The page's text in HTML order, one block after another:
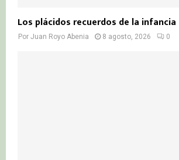
Los plácidos recuerdos de la infancia
Por Juan Royo Abenia 8 agosto, 2026 0